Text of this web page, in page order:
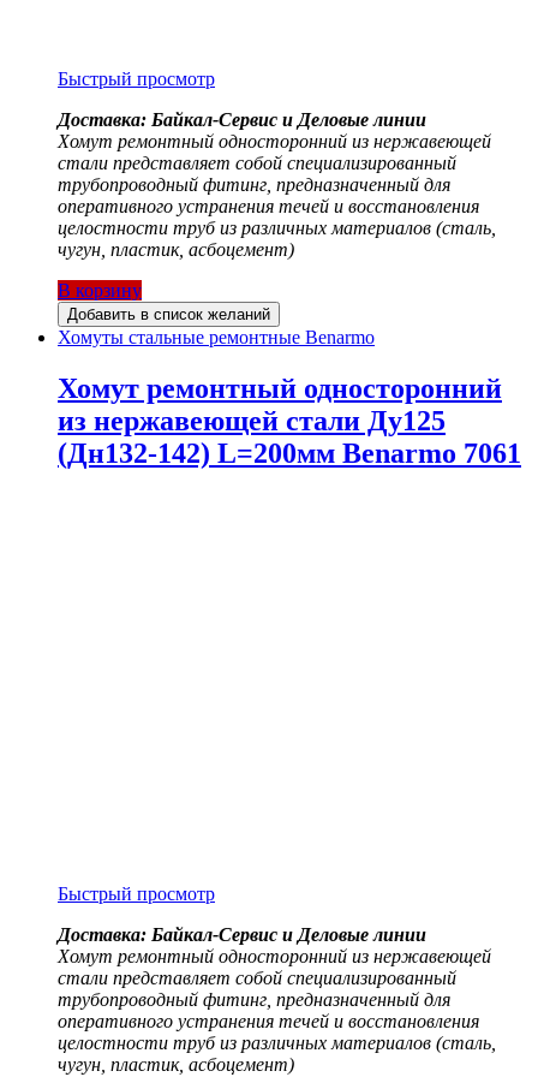
Быстрый просмотр
Доставка: Байкал-Сервис и Деловые линии
Хомут ремонтный односторонний из нержавеющей
стали представляет собой специализированный
трубопроводный фитинг, предназначенный для
оперативного устранения течей и восстановления
целостности труб из различных материалов (сталь,
чугун, пластик, асбоцемент)
В корзину
Добавить в список желаний
Хомуты стальные ремонтные Benarmo
Хомут ремонтный односторонний
из нержавеющей стали Ду125
(Дн132-142) L=200мм Benarmo 7061
Быстрый просмотр
Доставка: Байкал-Сервис и Деловые линии
Хомут ремонтный односторонний из нержавеющей
стали представляет собой специализированный
трубопроводный фитинг, предназначенный для
оперативного устранения течей и восстановления
целостности труб из различных материалов (сталь,
чугун, пластик, асбоцемент)